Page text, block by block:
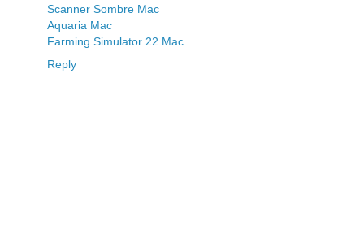
Scanner Sombre Mac
Aquaria Mac
Farming Simulator 22 Mac
Reply